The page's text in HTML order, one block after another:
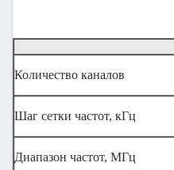
Количество каналов
Шаг сетки частот, кГц
Диапазон частот, МГц